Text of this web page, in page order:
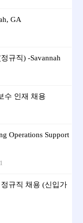
GA
규직) -Savannah
수 인재 채용
Operations Support
규직 채용 (신입가